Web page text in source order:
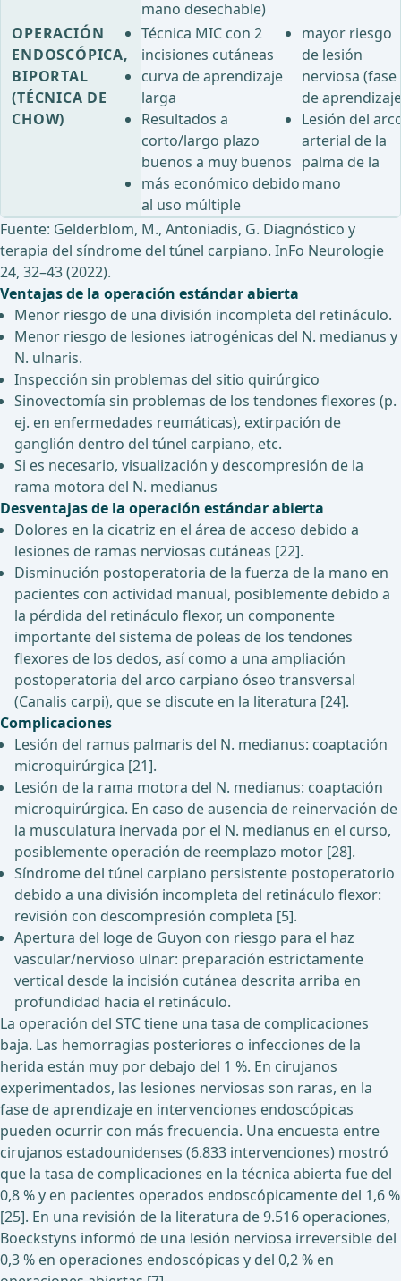
mano desechable)
OPERACIÓN
ENDOSCÓPICA,
BIPORTAL
(TÉCNICA DE
CHOW)
Técnica MIC con 2
incisiones cutáneas
curva de aprendizaje
larga
Resultados a
corto/largo plazo
buenos a muy buenos
más económico debido
al uso múltiple
mayor riesgo
de lesión
nerviosa (fase
de
Lesión del
arterial de la
palma de la
mano
Fuente: Gelderblom, M., Antoniadis, G. Diagnóstico y
terapia del síndrome del túnel carpiano. InFo Neurologie
24, 32–43 (2022).
Ventajas de la operación estándar abierta
Menor riesgo de una división incompleta del retináculo.
Menor riesgo de lesiones iatrogénicas del N. medianus y
N. ulnaris.
Inspección sin problemas del sitio quirúrgico
Sinovectomía sin problemas de los tendones flexores (p.
ej. en enfermedades reumáticas), extirpación de
ganglión dentro del túnel carpiano, etc.
Si es necesario, visualización y descompresión de la
rama motora del N. medianus
Desventajas de la operación estándar abierta
Dolores en la cicatriz en el área de acceso debido a
lesiones de ramas nerviosas cutáneas [22].
Disminución postoperatoria de la fuerza de la mano en
pacientes con actividad manual, posiblemente debido a
la pérdida del retináculo flexor, un componente
importante del sistema de poleas de los tendones
flexores de los dedos, así como a una ampliación
postoperatoria del arco carpiano óseo transversal
(Canalis carpi), que se discute en la literatura [24].
Complicaciones
Lesión del ramus palmaris del N. medianus: coaptación
microquirúrgica [21].
Lesión de la rama motora del N. medianus: coaptación
microquirúrgica. En caso de ausencia de reinervación de
la musculatura inervada por el N. medianus en el curso,
posiblemente operación de reemplazo motor [28].
Síndrome del túnel carpiano persistente postoperatorio
debido a una división incompleta del retináculo flexor:
revisión con descompresión completa [5].
Apertura del loge de Guyon con riesgo para el haz
vascular/nervioso ulnar: preparación estrictamente
vertical desde la incisión cutánea descrita arriba en
profundidad hacia el retináculo.
La operación del STC tiene una tasa de complicaciones
baja. Las hemorragias posteriores o infecciones de la
herida están muy por debajo del 1 %. En cirujanos
experimentados, las lesiones nerviosas son raras, en la
fase de aprendizaje en intervenciones endoscópicas
pueden ocurrir con más frecuencia. Una encuesta entre
cirujanos estadounidenses (6.833 intervenciones) mostró
que la tasa de complicaciones en la técnica abierta fue del
0,8 % y en pacientes operados endoscópicamente del 1,6 %
[25]. En una revisión de la literatura de 9.516 operaciones,
Boeckstyns informó de una lesión nerviosa irreversible del
0,3 % en operaciones endoscópicas y del 0,2 % en